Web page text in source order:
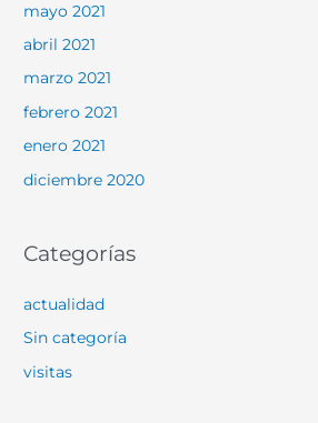
mayo 2021
abril 2021
marzo 2021
febrero 2021
enero 2021
diciembre 2020
Categorías
actualidad
Sin categoría
visitas